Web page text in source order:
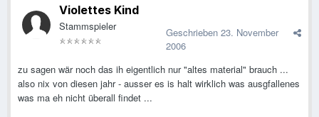
Violettes Kind
Stammspieler Geschrieben 23. November
2006
zu sagen wär noch das ih eigentlich nur "altes material" brauch ...
also nix von diesen jahr - ausser es is halt wirklich was ausgfallenes
was ma eh nicht überall findet ...